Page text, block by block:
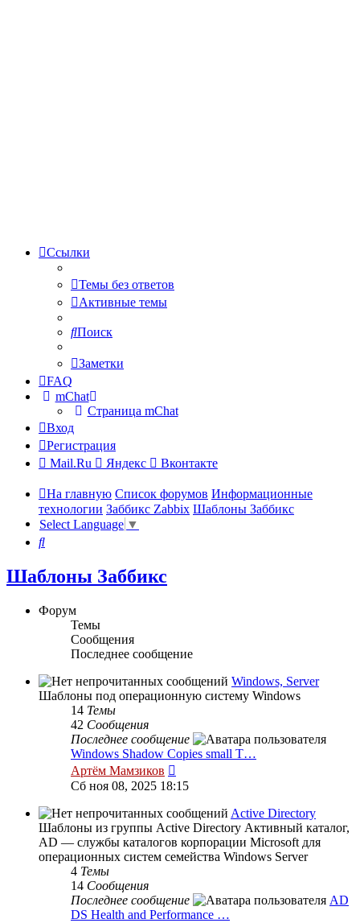
Ссылки
Темы без ответов
Активные темы
Поиск
Заметки
FAQ
mChat
Страница mChat
Вход
Регистрация
Mail.Ru
Яндекс Вконтакте
На главную Список форумов Информационные
технологии Заббикс Zabbix Шаблоны Заббикс
Select Language ▼
Поиск
Шаблоны Заббикс
Форум
Темы
Сообщения
Последнее сообщение
Windows, Server
Шаблоны под операционную систему Windows
14 Темы
42 Сообщения
Последнее сообщение
Windows Shadow Copies small T…
Артём Мамзиков
к
сообщению
Сб ноя 08, 2025 18:15
Active Directory
Шаблоны из группы Active Directory Активный каталог,
AD — службы каталогов корпорации Microsoft для
операционных систем семейства Windows Server
4 Темы
14 Сообщения
Последнее сообщение
AD
DS Health and Performance …